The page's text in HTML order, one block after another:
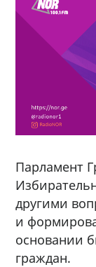
Парламент
другими
и
основании
граждан.